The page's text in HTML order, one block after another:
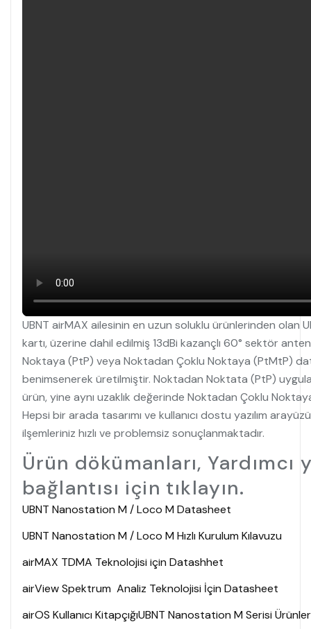
UBNT airMAX ailesinin en uzun soluklu ürünlerinden
kartı, üzerine dahil edilmiş 13dBi kazançlı 60° sektör
Noktaya (PtP) veya Noktadan Çoklu Noktaya (PtMtP)
benimsenerek üretilmiştir. Noktadan Noktata (PtP)
ürün, yine aynı uzaklık değerinde Noktadan Çoklu
Hepsi bir arada tasarımı ve kullanıcı dostu yazılım
ilşemleriniz hızlı ve problemsiz sonuçlanmaktadır.
Ürün dökümanları, Yardımcı
bağlantısı için tıklayın.
UBNT Nanostation M / Loco M Datasheet
UBNT Nanostation M / Loco M Hızlı Kurulum Kılavuzu
airMAX TDMA Teknolojisi için Datashhet
airView Spektrum Analiz Teknolojisi İçin Datasheet
airOS Kullanıcı KitapçığıUBNT Nanostation M Serisi Ürünler